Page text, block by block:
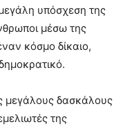
υπόσχεση της
μέσω της
κόσμο δίκαιο,
μεγάλους δασκάλους
της